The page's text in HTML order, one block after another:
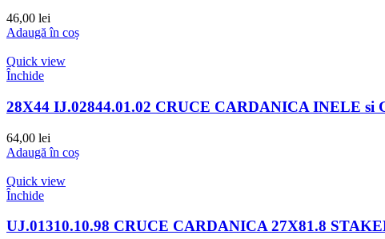
46,00 lei
Adaugă în coș
Quick view
Închide
28X44 IJ.02844.01.02 CRUCE CARDANICA INELE si
64,00 lei
Adaugă în coș
Quick view
Închide
UJ.01310.10.98 CRUCE CARDANICA 27X81.8